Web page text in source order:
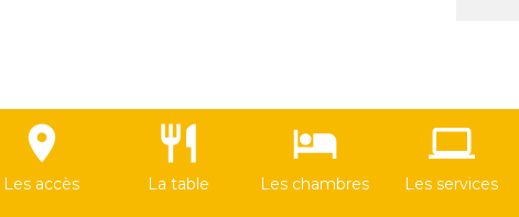
location_on
Les accès
restaurant
La table
hotel
Les chambres
computer
Les services